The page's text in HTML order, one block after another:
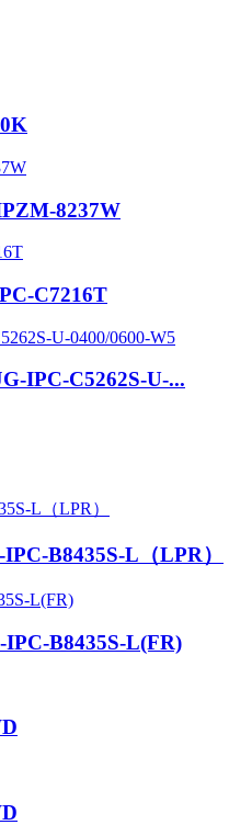
8237W
C7216T
IPC-C5262S-U-...
B8435S-L（LPR）
IPC-B8435S-L(FR)